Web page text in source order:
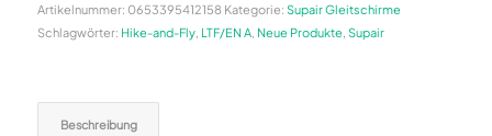
Artikelnummer: 0653395412158 Kategorie: Supair Gleitschirme
Schlagwörter: Hike-and-Fly, LTF/EN A, Neue Produkte, Supair
Beschreibung